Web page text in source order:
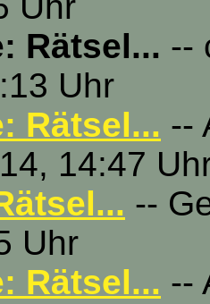
Rätsel... --
Uhr
Rätsel... --
14:47
--
Uhr
Rätsel... --